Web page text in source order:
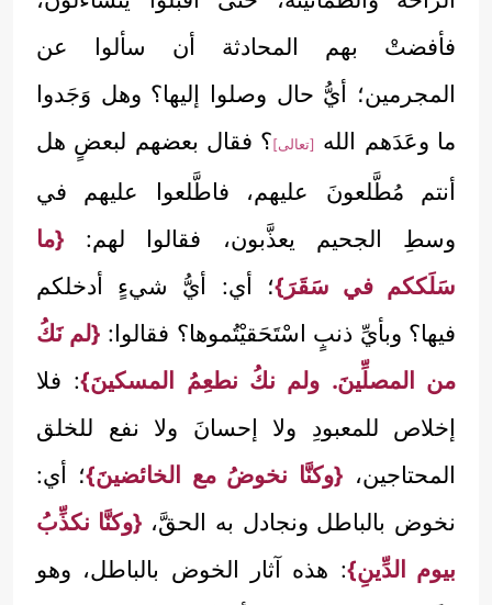
فأفضتْ بهم المحادثة أن سألوا عن
المجرمين؛ أيُّ حال وصلوا إليها؟ وهل وَجَدوا
ما وعَدَهم الله
[تعالى]؟ فقال بعضهم لبعضٍ هل
أنتم مُطَّلعونَ عليهم، فاطَّلعوا عليهم في
وسطِ الجحيم يعذَّبون، فقالوا لهم: {ما
سَلَككم في سَقَرَ}؛ أي: أيُّ شيءٍ أدخلكم
فيها؟ وبأيِّ ذنبٍ اسْتَحَقيْتُموها؟ فقالوا: {لم نَكُ
من المصلِّينَ. ولم نكُ نطعِمُ المسكينَ}: فلا
إخلاص للمعبودِ ولا إحسانَ ولا نفع للخلق
المحتاجين، {وكنَّا نخوضُ مع الخائضينَ}؛ أي:
نخوض بالباطل ونجادل به الحقَّ، {وكنَّا نكذِّبُ
بيوم الدِّينِ}: هذه آثار الخوض بالباطل، وهو